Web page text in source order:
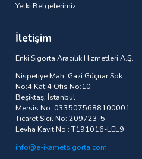
Yetki Belgelerimiz
İletişim
Enki Sigorta Aracılık Hizmetleri A.Ş.
Nispetiye Mah. Gazi Güçnar Sok.
No:4 Kat:4 Ofis No:10
Beşiktaş, İstanbul
Mersis No: 0335075688100001
Ticaret Sicil No: 209723-5
Levha Kayıt No : T191016-LEL9
info@e-ikametsigorta.com